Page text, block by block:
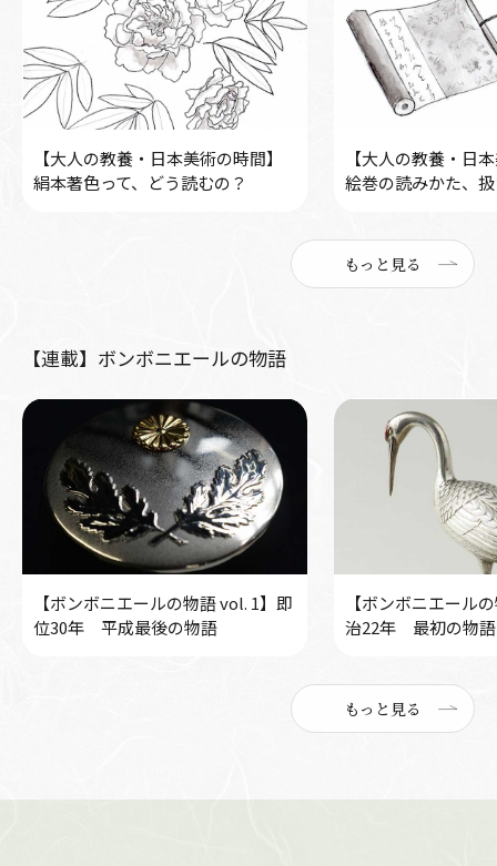
【大人の教養・日本美術の時間】
絹本著色って、どう読むの？
【大人の教養・日
絵巻の読みかた、
もっと見る
【連載】ボンボニエールの物語
【ボンボニエールの物語 vol. 1】即
位30年 平成最後の物語
【ボンボニエール
治22年 最初の物語
もっと見る